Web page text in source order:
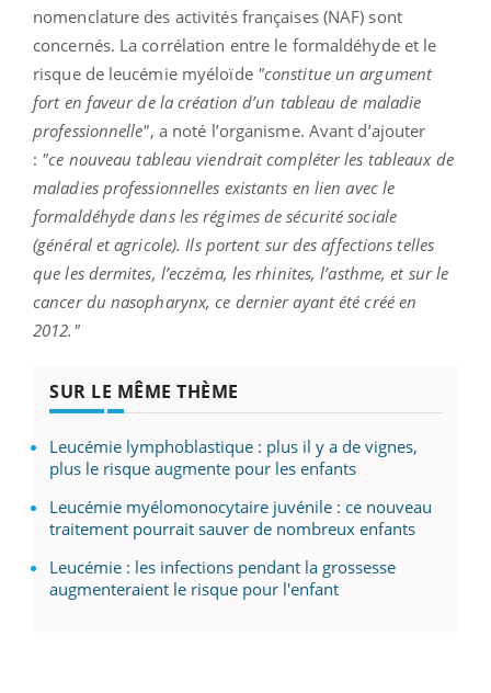
nomenclature des activités françaises (NAF) sont
concernés. La corrélation entre le formaldéhyde et le
risque de leucémie myéloïde "constitue un argument
fort en faveur de la création d’un tableau de maladie
professionnelle", a noté l’organisme. Avant d’ajouter
: "ce nouveau tableau viendrait compléter les tableaux de
maladies professionnelles existants en lien avec le
formaldéhyde dans les régimes de sécurité sociale
(général et agricole). Ils portent sur des affections telles
que les dermites, l’eczéma, les rhinites, l’asthme, et sur le
cancer du nasopharynx, ce dernier ayant été créé en
2012."
SUR LE MÊME THÈME
Leucémie lymphoblastique : plus il y a de vignes,
plus le risque augmente pour les enfants
Leucémie myélomonocytaire juvénile : ce nouveau
traitement pourrait sauver de nombreux enfants
Leucémie : les infections pendant la grossesse
augmenteraient le risque pour l'enfant